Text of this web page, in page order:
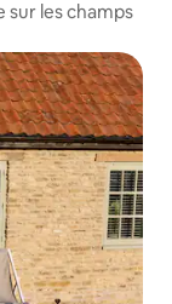
sur les champs